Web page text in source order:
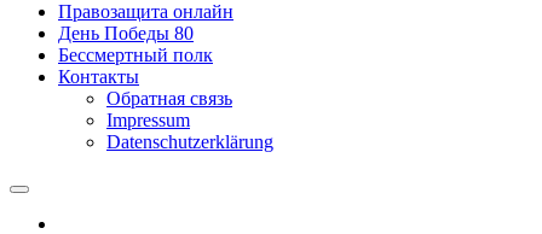
Правозащита онлайн
День Победы 80
Бессмертный полк
Контакты
Обратная связь
Impressum
Datenschutzerklärung